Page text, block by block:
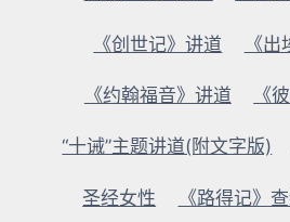
《创世记》讲道 《
《约翰福音》讲道 《
“十诫”主题讲道(附文字版)
圣经女性 《路得记》